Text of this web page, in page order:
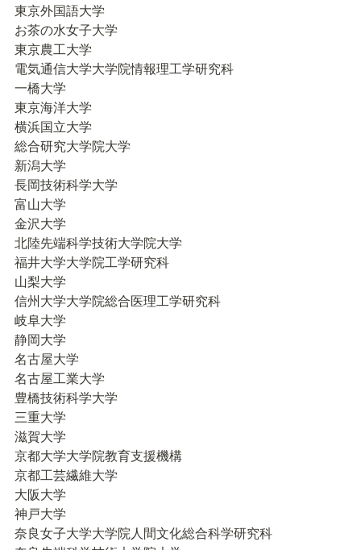
東京外国語大学
お茶の水女子大学
東京農工大学
電気通信大学大学院情報理工学研究科
一橋大学
東京海洋大学
横浜国立大学
総合研究大学院大学
新潟大学
長岡技術科学大学
富山大学
金沢大学
北陸先端科学技術大学院大学
福井大学大学院工学研究科
山梨大学
信州大学大学院総合医理工学研究科
岐阜大学
静岡大学
名古屋大学
名古屋工業大学
豊橋技術科学大学
三重大学
滋賀大学
京都大学大学院教育支援機構
京都工芸繊維大学
大阪大学
神戸大学
奈良女子大学大学院人間文化総合科学研究科